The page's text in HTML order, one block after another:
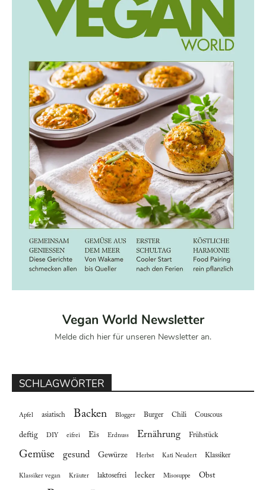
Vegan World Newsletter
Melde dich hier für unseren Newsletter an.
SCHLAGWÖRTER
Apfel asiatisch Backen Blogger Burger Chili Couscous
deftig DIY eifrei Eis Erdnuss Ernährung Frühstück
Gemüse gesund Gewürze Herbst Kati Neudert Klassiker
Klassiker vegan Kräuter laktosefrei lecker Misosuppe Obst